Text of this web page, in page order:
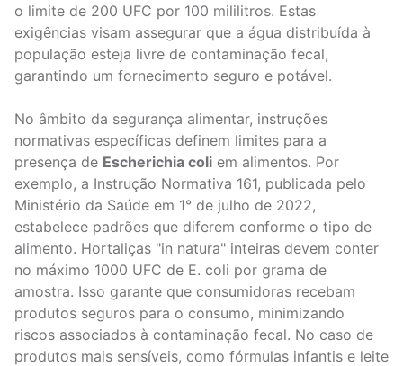
o limite de 200 UFC por 100 mililitros. Estas
exigências visam assegurar que a água distribuída à
população esteja livre de contaminação fecal,
garantindo um fornecimento seguro e potável.
No âmbito da segurança alimentar, instruções
normativas específicas definem limites para a
presença de Escherichia coli em alimentos. Por
exemplo, a Instrução Normativa 161, publicada pelo
Ministério da Saúde em 1° de julho de 2022,
estabelece padrões que diferem conforme o tipo de
alimento. Hortaliças "in natura" inteiras devem conter
no máximo 1000 UFC de E. coli por grama de
amostra. Isso garante que consumidoras recebam
produtos seguros para o consumo, minimizando
riscos associados à contaminação fecal. No caso de
produtos mais sensíveis, como fórmulas infantis e leite